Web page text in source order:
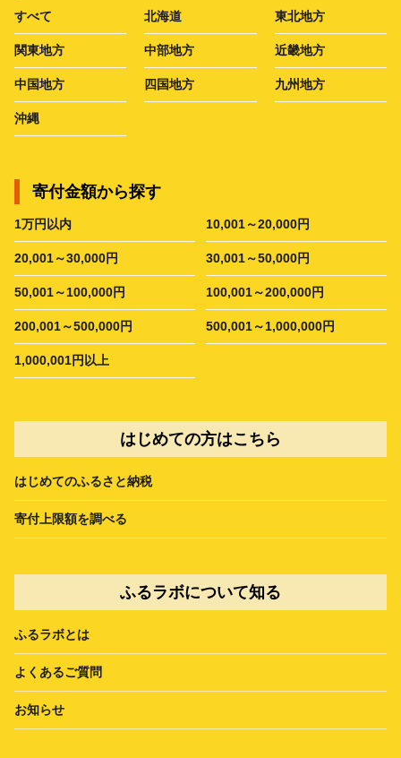
すべて 北海道 東北地方
関東地方 中部地方 近畿地方
中国地方 四国地方 九州地方
沖縄
寄付金額から探す
1万円以内 10,001～20,000円
20,001～30,000円 30,001～50,000円
50,001～100,000円 100,001～200,000円
200,001～500,000円 500,001～1,000,000円
1,000,001円以上
はじめての方はこちら
はじめてのふるさと納税
寄付上限額を調べる
ふるラボについて知る
ふるラボとは
よくあるご質問
お知らせ